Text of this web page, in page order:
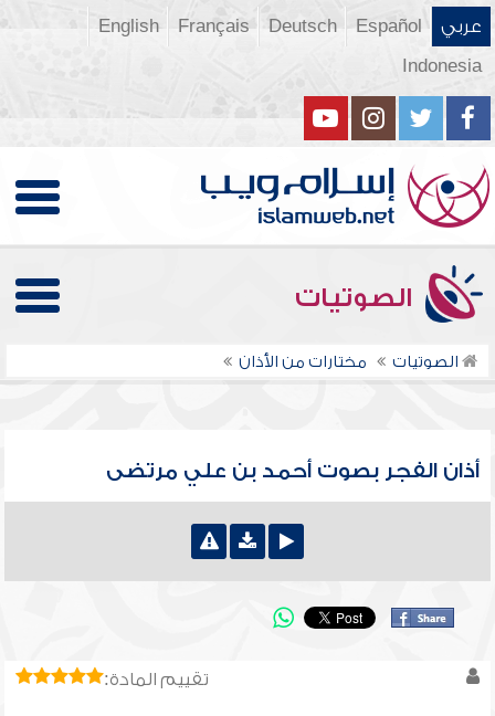
عربي Español
Deutsch
Français
English
Indonesia
الصوتيات
الصوتيات مختارات من الأذان
أذان الفجر بصوت أحمد بن علي مرتضى
تقييم المادة: